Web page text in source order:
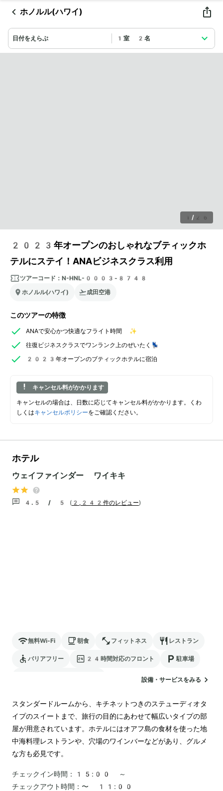
ホノルル(ハワイ)
日付をえらぶ 1室 2名
1 / 26
2023年オープンのおしゃれなブティックホ
テルにステイ！ANAビジネスクラス利用
ツアーコード： N-HNL-0003-8748
ホノルル(ハワイ)
成田空港
このツアーの特徴
ANAで安心かつ快適なフライト時間 ✨
往復ビジネスクラスでワンランク上のぜいたく💺
2023年オープンのブティックホテルに宿泊
キャンセル料がかかります
キャンセルの場合は、日数に応じてキャンセル料がかかります。くわ
しくはキャンセルポリシーをご確認ください。
ホテル
ウェイファインダー ワイキキ
4.5 / 5 ( 2,242件のレビュー)
無料Wi-Fi 朝食 フィットネス レストラン
バリアフリー 24時間対応のフロント 駐車場
設備・サービスをみる
スタンダードルームから、キチネットつきのステューディオタ
イプのスイートまで、旅行の目的にあわせて幅広いタイプの部
屋が用意されています。ホテルにはオアフ島の食材を使った地
中海料理レストランや、穴場のワインバーなどがあり、グルメ
な方も必見です。
チェックイン時間：
15:00 ～
チェックアウト時間： 〜 11:00